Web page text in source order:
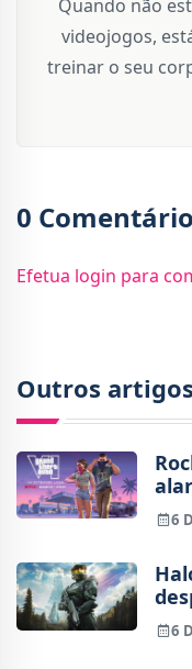
Quando não
videojogos,
treinar o seu
0
Efetua login para
Outros artigos
6
6